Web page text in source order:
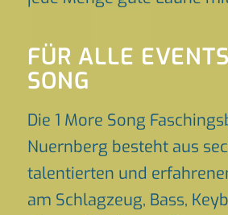
FÜR ALLE
SONG
Die 1 More Song
Nuernberg besteht aus
talentierten und
am Schlagzeug, Bass,